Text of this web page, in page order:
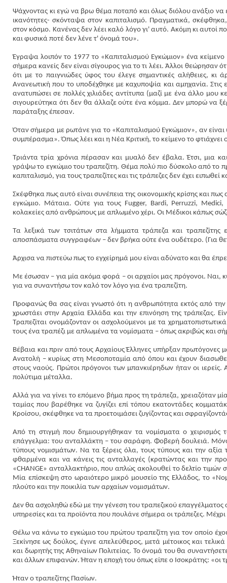
Ψάχνοντας κι εγώ να βρω θέμα ποταπό και όλως διόλου ανάξιο να
ικανότητες- σκόνταψα στον καπιταλισμό. Πραγματικά,
στον κόσμο. Κανένας δεν λέει καλό λόγο γι' αυτό. Ακόμη κι
και φυσικά ποτέ δεν λένε τ' όνομά του».
Έγραψα λοιπόν το 1977 το «Καπιταλισμού Εγκώμιον» ένα
σήμερα κανείς δεν είναι σίγουρος για το τι λέει. Άλλοι θεώρησαν
ότι με το παιγνιώδες ύφος του έλεγε σημαντικές αλήθειες,
Ανανεωτική που το υποδέχθηκε με καχυποψία και αμηχανία.
ανατυπώσει σε πολλές χιλιάδες αντίτυπα (μαζί με ένα άλλο
σιγουρεύτηκα ότι δεν θα άλλαζε ούτε ένα κόμμα. Δεν μπορώ να
παράταξης έπεσαν.
Όταν σήμερα με ρωτάνε για το «Καπιταλισμού Εγκώμιον», αν
συμπέρασμα». Όπως λέει και η Νέα Κριτική, το κείμενο το
Τριάντα τρία χρόνια πέρασαν και μυαλό δεν έβαλα. Έτσι, μια
γράψω το εγκώμιο του τραπεζίτη. Θέμα πολύ πιο δύσκολο από το
καπιταλισμό, για τους τραπεζίτες και τις τράπεζες δεν έχει
Σκέφθηκα πως αυτό είναι συνέπεια της οικονομικής κρίσης και
εγκώμιο. Μάταια. Ούτε για τους Fugger, Bardi, Perruzzi, Medici,
κολακείες από ανθρώπους με απλωμένο χέρι. Οι Μέδικοι κάπως
Τα λεξικά των τσιτάτων στα λήμματα τράπεζα και τραπεζίτης
αποσπάσματα συγγραφέων – δεν βρήκα ούτε ένα ουδέτερο. (Για
Άρχισα να πιστεύω πως το εγχείρημά μου είναι αδύνατο και θα
Με έσωσαν – για μία ακόμα φορά – οι αρχαίοι μας πρόγονοι. Ναι,
για να συναντήσω τον καλό τον λόγο για ένα τραπεζίτη.
Προφανώς θα σας είναι γνωστό ότι η ανθρωπότητα εκτός από
χρωστάει στην Αρχαία Ελλάδα και την επινόηση της τράπεζας.
Τραπεζίται ονομάζονταν οι ασχολούμενοι με τα
τους ένα τραπέζι με απλωμένα τα νομίσματα – όπως ακριβώς και
Βέβαια και πριν από τους Αρχαίους Έλληνες υπήρξαν
Ανατολή – κυρίως στη Μεσοποταμία από όπου και έχουν
στους ναούς. Πρώτοι πρόγονοι των μπανκιέρηδων ήταν οι
πολύτιμα μέταλλα.
Αλλά για να γίνει το επόμενο βήμα προς τη τράπεζα, χρειαζόταν
ταμίας που βαρέθηκε να ζυγίζει επί τόπου εκατοντάδες
Κροίσου, σκέφθηκε να τα προετοιμάσει ζυγίζοντας και
Από τη στιγμή που δημιουργήθηκαν τα νομίσματα ο
επάγγελμα: του ανταλλάκτη – του σαράφη. Φοβερή δουλειά.
τύπους νομισμάτων. Να τα ξέρεις όλα, τους τύπους και την αξία
φθαρμένα και να κάνεις τις ανταλλαγές (κρατώντας και την
«CHANGE» ανταλλακτήριο, που απλώς ακολουθεί το δελτίο
Μία επίσκεψη στο ωραιότερο μικρό μουσείο της Ελλάδος, το
πλούτο και την ποικιλία των αρχαίων νομισμάτων.
Δεν θα ασχοληθώ εδώ με την γένεση του τραπεζικού
υπηρεσίες και τα προϊόντα που πουλάνε σήμερα οι τράπεζες.
Θέλω να κάνω το εγκώμιο του πρώτου τραπεζίτη για τον οποίο
Ξεκίνησε ως δούλος, έγινε απελεύθερος, μετά μέτοικος και
και δωρητής της Αθηναίων Πολιτείας. Το όνομά του θα
και άλλων επιφανών. Ήταν η εποχή του όπως είπε ο Ισοκράτης: «οι
Ήταν ο τραπεζίτης Πασίων.